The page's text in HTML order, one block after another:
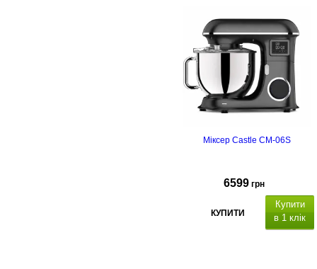
Міксер Castle CM-06S
6599 грн
КУПИТИ
Купити
в 1 клік